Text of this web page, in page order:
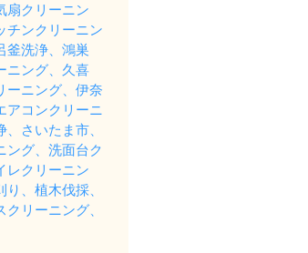
扇クリーニン
チンクリーニン
釜洗浄、鴻巣
ニング、久喜
ーニング、伊奈
アコンクリーニ
さいたま市、
ング、洗面台ク
レクリーニン
、植木伐採、
リーニング、